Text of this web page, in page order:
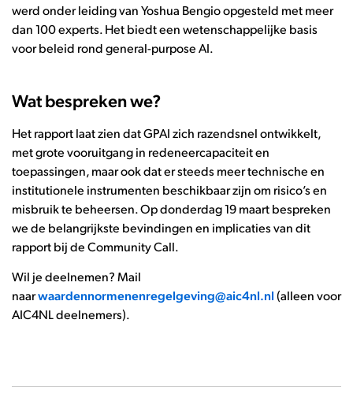
werd onder leiding van Yoshua Bengio opgesteld met meer
dan 100 experts. Het biedt een wetenschappelijke basis
voor beleid rond general-purpose AI.
Wat bespreken we?
Het rapport laat zien dat GPAI zich razendsnel ontwikkelt,
met grote vooruitgang in redeneercapaciteit en
toepassingen, maar ook dat er steeds meer technische en
institutionele instrumenten beschikbaar zijn om risico’s en
misbruik te beheersen. Op donderdag 19 maart bespreken
we de belangrijkste bevindingen en implicaties van dit
rapport bij de Community Call.
Wil je deelnemen? Mail
naarwaardennormenenregelgeving@aic4nl.nl(alleen voor
AIC4NL deelnemers).